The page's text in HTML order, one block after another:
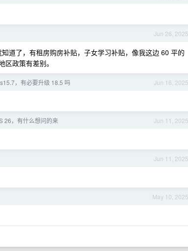
Jun 26, 2025
道了，有租房购房补贴，子女学习补贴，像我这边 60 平的
政策有差别。
Jun 16, 2025
，有必要升级 18.5 吗
Jun 11, 2025
26，有什么想问的来
Jun 11, 2025
May 10, 2025